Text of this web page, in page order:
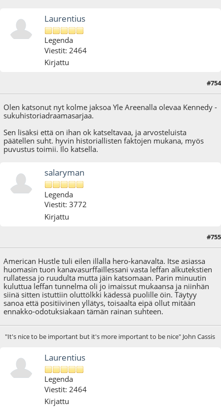
Laurentius
Legenda
Viestit: 2464
Kirjattu
#754
Olen katsonut nyt kolme jaksoa Yle Areenalla olevaa Kennedy -
sukuhistoriadraamasarjaa.
Sen lisäksi että on ihan ok katseltavaa, ja arvosteluista
päätellen suht. hyvin historiallisten faktojen mukana, myös
puvustus toimii. Ilo katsella.
salaryman
Legenda
Viestit: 3772
Kirjattu
#755
American Hustle tuli eilen illalla hero-kanavalta. Itse asiassa
huomasin tuon kanavasurffaillessani vasta leffan alkutekstien
rullatessa jo ruudulta mutta jäin katsomaan. Parin minuutin
kuluttua leffan tunnelma oli jo imaissut mukaansa ja niinhän
siinä sitten istuttiin oluttölkki kädessä puolille öin. Täytyy
sanoa että positiivinen yllätys, toisaalta eipä ollut mitään
ennakko-odotuksiakaan tämän rainan suhteen.
"It's nice to be important but it's more important to be nice" John Cassis
Laurentius
Legenda
Viestit: 2464
Kirjattu